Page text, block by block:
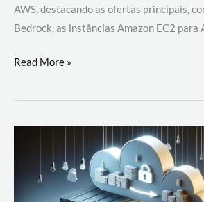
AWS, destacando as ofertas principais,
Bedrock, as instâncias Amazon EC2 para
Utilizando
Soluções
AWS
Read More »